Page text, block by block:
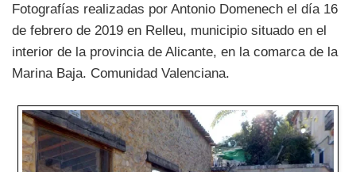
Fotografías realizadas por Antonio Domenech el día 16
de febrero de 2019 en Relleu, municipio situado en el
interior de la provincia de Alicante, en la comarca de la
Marina Baja. Comunidad Valenciana.